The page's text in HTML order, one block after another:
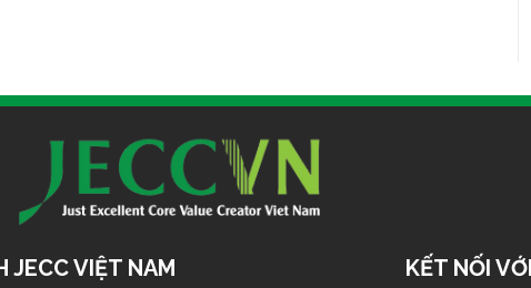
JECC VIỆT NAM KẾT NỐI